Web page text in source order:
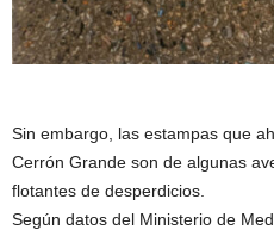
Sin embargo, las estampas que
Cerrón Grande son de algunas
flotantes de desperdicios.
Según datos del Ministerio de